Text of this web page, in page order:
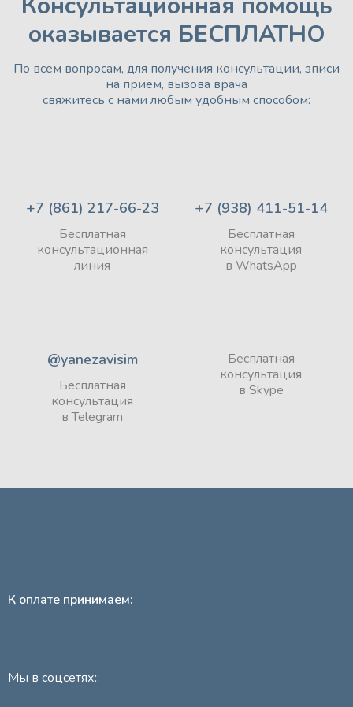
оказывается БЕСПЛАТНО
По всем вопросам, для получения консультации, зписи
на прием, вызова врача
свяжитесь с нами любым удобным способом:
+7 (861) 217-66-23
Бесплатная
консультационная
линия
+7 (938) 411-51-14
Бесплатная
консультация
в WhatsApp
@yanezavisim
Бесплатная
консультация
в Telegram
Бесплатная
консультация
в Skype
К оплате принимаем:
Мы в соцсетях::